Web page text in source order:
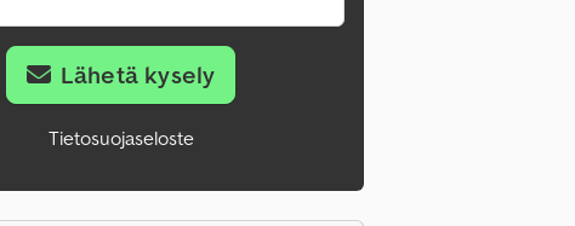
Lähetä kysely
Tietosuojaseloste